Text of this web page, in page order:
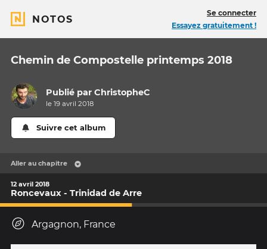
NOTOS
Se connecter
Essayez gratuitement !
Chemin de Compostelle printemps 2018
Publié parChristopheC
le 19 avril 2018
Suivre cet album
Aller au chapitre
12 avril 2018
Roncevaux - Trinidad de Arre
Argagnon, France